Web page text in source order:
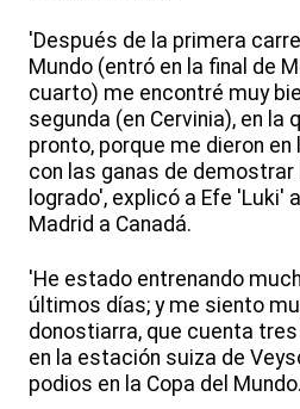
'Después de la primera
Mundo (entró en la final de
cuarto) me encontré muy
segunda (en Cervinia), en la
pronto, porque me dieron
con las ganas de demostrar
logrado', explicó a Efe 'Luki'
Madrid a Canadá.
'He estado entrenando
últimos días; y me siento
donostiarra, que cuenta
en la estación suiza de
podios en la Copa del Mundo.